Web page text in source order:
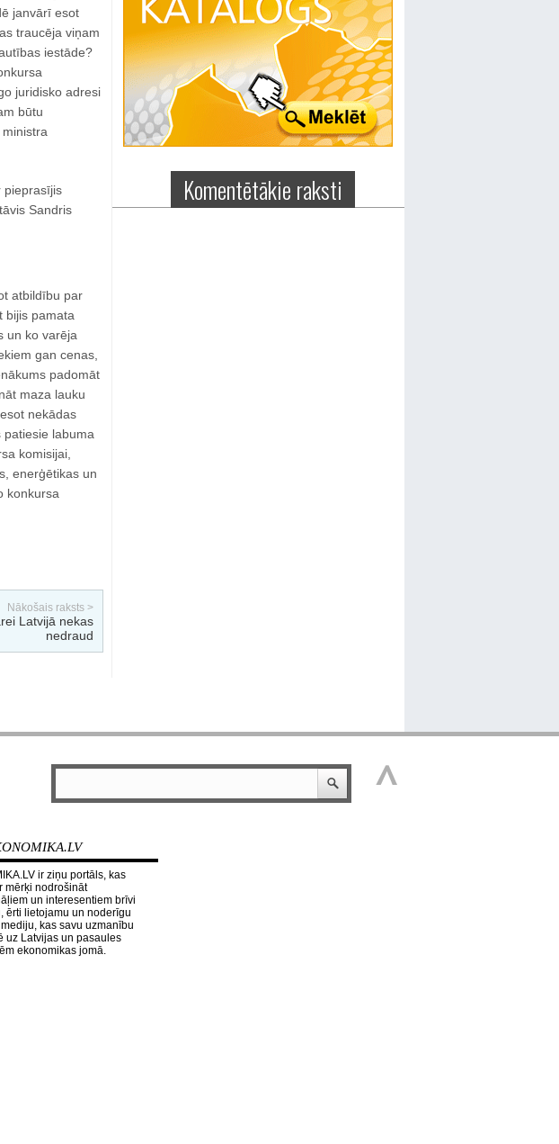
janvārī esot
traucēja viņam
iestāde?
juridisko adresi
būtu
pieprasījis
Sandris
atbildību par
bijis pamata
un ko varēja
gan cenas,
padomāt
maza lauku
nekādas
labuma
komisijai,
enerģētikas un
konkursa
Nākošais raksts >
Latvijā nekas
nedraud
Komentētākie raksti
ir ziņu portāls, kas
mērķi nodrošināt
un interesentiem brīvi
ērti lietojamu un noderīgu
kas savu uzmanību
uz Latvijas un pasaules
ekonomikas jomā.